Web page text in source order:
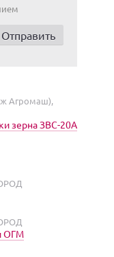
Агромаш),
зерна ЗВС-20А
ОГМ